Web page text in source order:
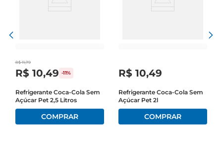
R$ 11,79
R$ 10,49 -11%
Refrigerante Coca-Cola Sem
Açúcar Pet 2,5 Litros
R$ 10,49
Refrigerante Coca-Cola Sem
Açúcar Pet 2l